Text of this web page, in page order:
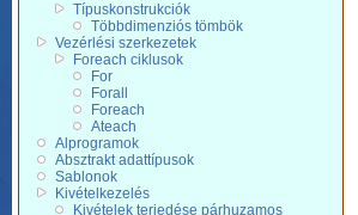
Típuskonstrukciók
Többdimenziós tömbök
Vezérlési szerkezetek
Foreach ciklusok
For
Forall
Foreach
Ateach
Alprogramok
Absztrakt adattípusok
Sablonok
Kivételkezelés
Kivételek terjedése párhuzamos